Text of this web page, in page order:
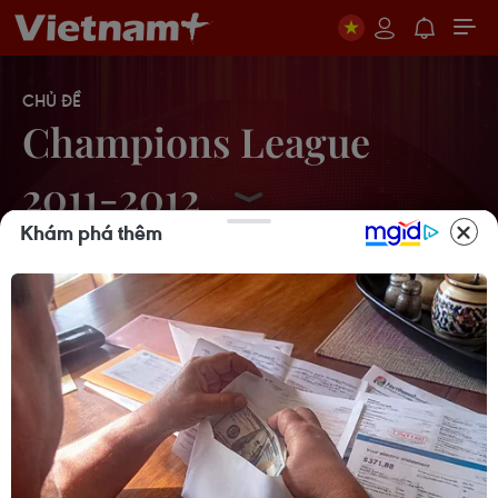
CHỦ ĐỀ
Champions League
2011-2012
Arjen Robben chia sẻ về cú sút phạt
đền "ác mộng"
20/05/2012 08:17
Tottenham nhận chung tấm thảm
Khám phá thêm